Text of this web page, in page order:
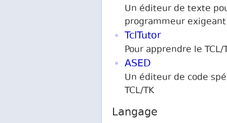
Un éditeur de texte
programmeur exigeant
TclTutor
Pour apprendre le TCL/
ASED
Un éditeur de code
TCL/TK
Langage